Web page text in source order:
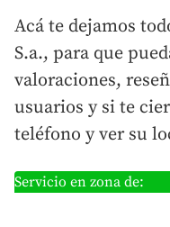
Acá te dejamos
S.a., para que
valoraciones,
usuarios y si te
teléfono y ver su
Servicio en zona de: